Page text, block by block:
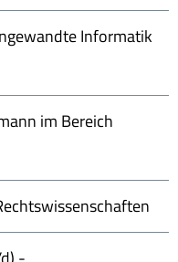
Informatik
im Bereich